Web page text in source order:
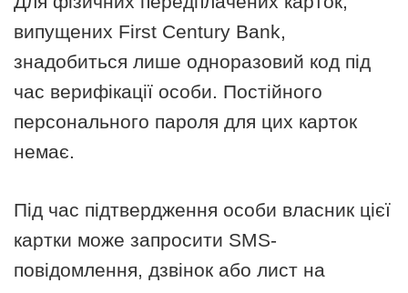
випущених First Century Bank,
знадобиться лише одноразовий код під
час верифікації особи. Постійного
персонального пароля для цих карток
немає.
Під час підтвердження особи власник цієї
картки може запросити SMS-
повідомлення, дзвінок або лист на